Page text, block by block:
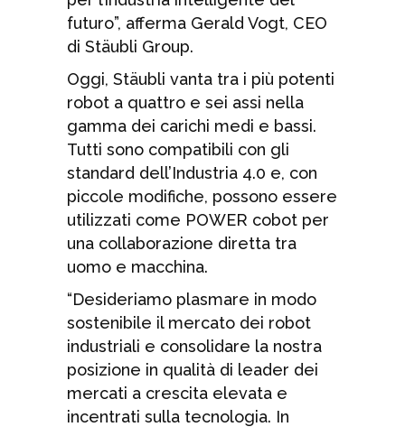
futuro”, afferma Gerald Vogt, CEO
di Stäubli Group.
Oggi, Stäubli vanta tra i più potenti
robot a quattro e sei assi nella
gamma dei carichi medi e bassi.
Tutti sono compatibili con gli
standard dell’Industria 4.0 e, con
piccole modifiche, possono essere
utilizzati come POWER cobot per
una collaborazione diretta tra
uomo e macchina.
“Desideriamo plasmare in modo
sostenibile il mercato dei robot
industriali e consolidare la nostra
posizione in qualità di leader dei
mercati a crescita elevata e
incentrati sulla tecnologia. In